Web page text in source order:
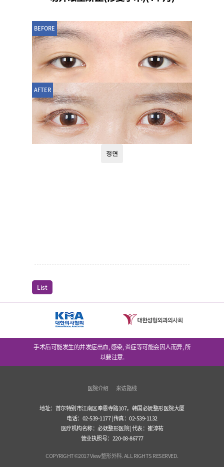
BEFORE
AFTER
List
手术后可能发生的并发症出血, 感染, 炎症等可能会因人而异, 所
以要注意.
医院介绍 来访路线
地址：首尔特别市江南区奉恩寺路107，韩国必妩整形医院大厦
电话：02-539-1177 | 传真：02-539-1132
医疗机构名称：必妩整形医院 | 代表：崔淳祐
营业执照号：220-08-86777
COPYRIGHT©2017 View整形外科. ALL RIGHTS RESERVED.